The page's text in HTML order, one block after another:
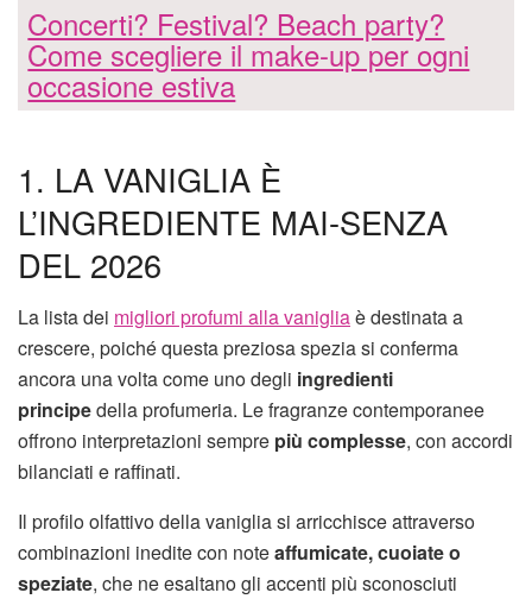
Concerti? Festival? Beach party?
Come scegliere il make-up per ogni
occasione estiva
1. LA VANIGLIA È
L’INGREDIENTE MAI-SENZA
DEL 2026
La lista dei migliori profumi alla vanigliaè destinata a
crescere, poiché questa preziosa spezia si conferma
ancora una volta come uno degli ingredienti
principedella profumeria. Le fragranze contemporanee
offrono interpretazioni sempre più complesse, con accordi
bilanciati e raffinati.
Il profilo olfattivo della vaniglia si arricchisce attraverso
combinazioni inedite con noteaffumicate, cuoiate o
speziate, che ne esaltano gli accenti più sconosciuti